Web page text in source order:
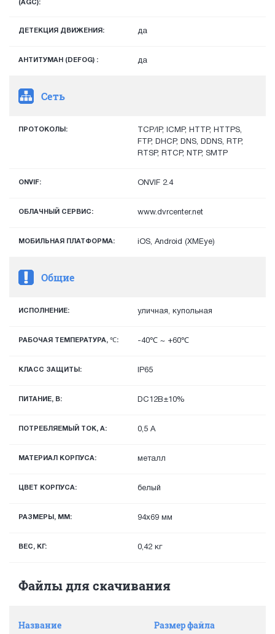
(AGC):
ДЕТЕКЦИЯ ДВИЖЕНИЯ: да
АНТИТУМАН (DEFOG) : да
Сеть
ПРОТОКОЛЫ:
TCP/IP, ICMP, HTTP, HTTPS,
FTP, DHCP, DNS, DDNS, RTP,
RTSP, RTCP, NTP, SMTP
ONVIF: ONVIF 2.4
ОБЛАЧНЫЙ СЕРВИС: www.dvrcenter.net
МОБИЛЬНАЯ ПЛАТФОРМА: iOS, Android (XMEye)
Общие
ИСПОЛНЕНИЕ: уличная, купольная
РАБОЧАЯ ТЕМПЕРАТУРА, ℃: -40℃ ~ +60℃
КЛАСС ЗАЩИТЫ: IP65
ПИТАНИЕ, В: DC12В±10%
ПОТРЕБЛЯЕМЫЙ ТОК, А: 0,5 А
МАТЕРИАЛ КОРПУСА: металл
ЦВЕТ КОРПУСА: белый
РАЗМЕРЫ, ММ: 94х69 мм
ВЕС, КГ: 0,42 кг
Файлы для скачивания
Название Размер файла